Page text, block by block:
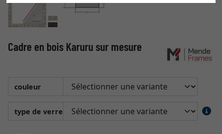
Cadre en bois Karuru sur mesure
couleur
type de verre